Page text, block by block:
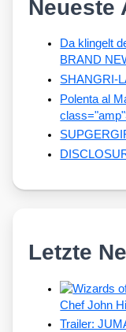
Neueste
Da klingelt
BRAND
SHANGRI-
Polenta al
Letzte
Chef John
Trailer: